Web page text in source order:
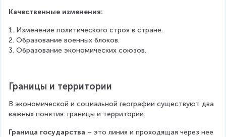
Качественные изменения:
1. Изменение политического строя в стране.
2. Образование военных блоков.
3. Образование экономических союзов.
Границы и территории
В экономической и социальной географии существуют два
важных понятия: границы и территории.
Граница государства – это линия и проходящая через нее